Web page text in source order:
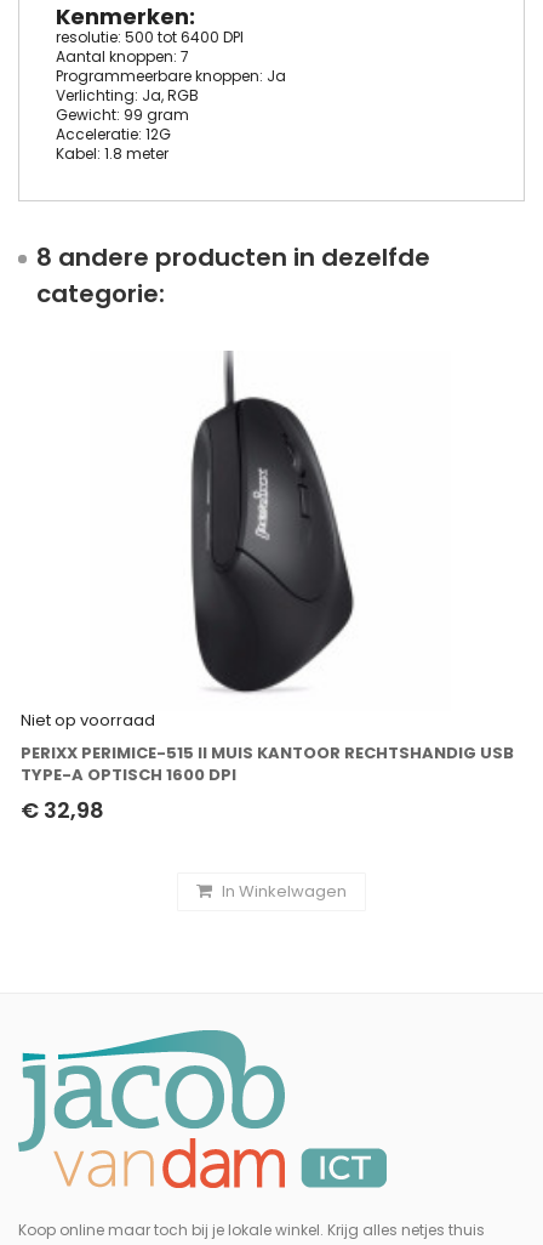
Kenmerken:
resolutie: 500 tot 6400 DPI
Aantal knoppen: 7
Programmeerbare knoppen: Ja
Verlichting: Ja, RGB
Gewicht: 99 gram
Acceleratie: 12G
Kabel: 1.8 meter
8 andere producten in dezelfde
categorie:
Niet op voorraad
PERIXX PERIMICE-515 II MUIS KANTOOR RECHTSHANDIG USB
TYPE-A OPTISCH 1600 DPI
€ 32,98
In Winkelwagen
Koop online maar toch bij je lokale winkel. Krijg alles netjes thuis